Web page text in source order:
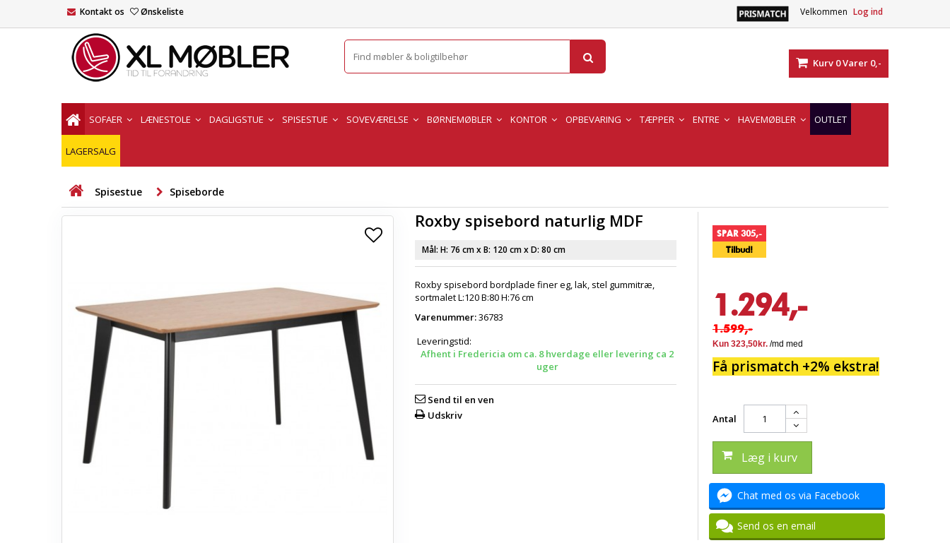
Velkommen Log ind
Kontakt os Ønskeliste
Kurv 0Varer 0,-
SOFAER LÆNESTOLE DAGLIGSTUE SPISESTUE SOVEVÆRELSE BØRNEMØBLER KONTOR OPBEVARING TÆPPER ENTRE HAVEMØBLER OUTLET
LAGERSALG
Spisestue Spiseborde
Roxby spisebord naturlig MDF
Mål: H: 76 cmx B: 120 cmx D: 80 cm
Roxby spisebord bordplade finer eg, lak, stel gummitræ,
sortmalet L:120 B:80 H:76 cm
Varenummer:36783
Leveringstid:
Afhent i Fredericia om ca. 8 hverdage eller levering ca 2
uger
Send til en ven
Udskriv
SPAR 305,-
Tilbud!
1.294,-
1.599,-
Få prismatch +2% ekstra!
Antal
Læg i kurv
Chat med os via Facebook
Send os en email